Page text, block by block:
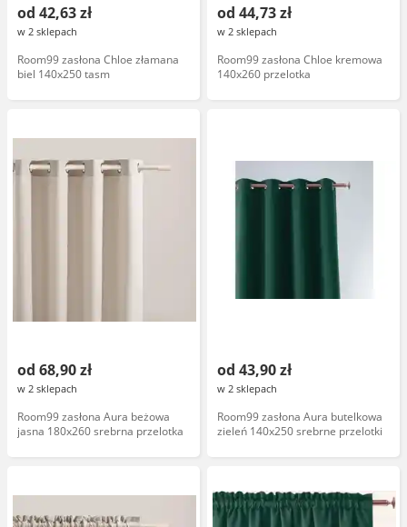
od 42,63 zł
w 2 sklepach
Room99 zasłona Chloe złamana
biel 140x250 tasm
od 44,73 zł
w 2 sklepach
Room99 zasłona Chloe kremowa
140x260 przelotka
od 68,90 zł
w 2 sklepach
Room99 zasłona Aura beżowa
jasna 180x260 srebrna przelotka
od 43,90 zł
w 2 sklepach
Room99 zasłona Aura butelkowa
zieleń 140x250 srebrne przelotki